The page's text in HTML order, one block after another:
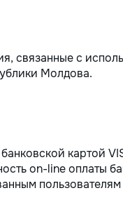
связанные с
Молдова.
картой
on-line оплаты